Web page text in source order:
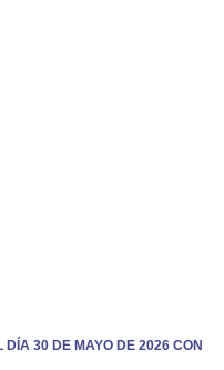
30 DE MAYO DE 2026 CON